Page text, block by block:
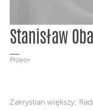
Stanisław
Przeor
Zakrystian większy;